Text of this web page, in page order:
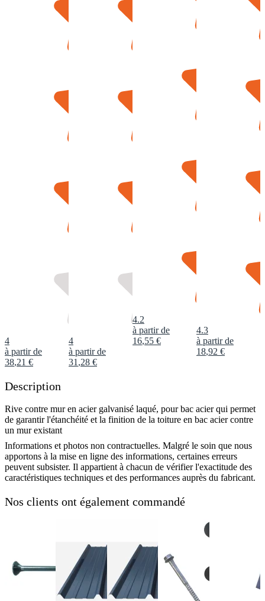
4
à partir de
38,21 €
4
à partir de
31 ,28 €
4.2
à partir de
16,55 €
4.3
à partir de
18,92 €
Description
Rive contre mur en acier galvanisé laqué, pour bac acier qui permet
de garantir l'étanchéité et la finition de la toiture en bac acier contre
un mur existant
Informations et photos non contractuelles. Malgré le soin que nous
apportons à la mise en ligne des informations, certaines erreurs
peuvent subsister. Il appartient à chacun de vérifier l'exactitude des
caractéristiques techniques et des performances auprès du fabricant.
Nos clients ont également commandé